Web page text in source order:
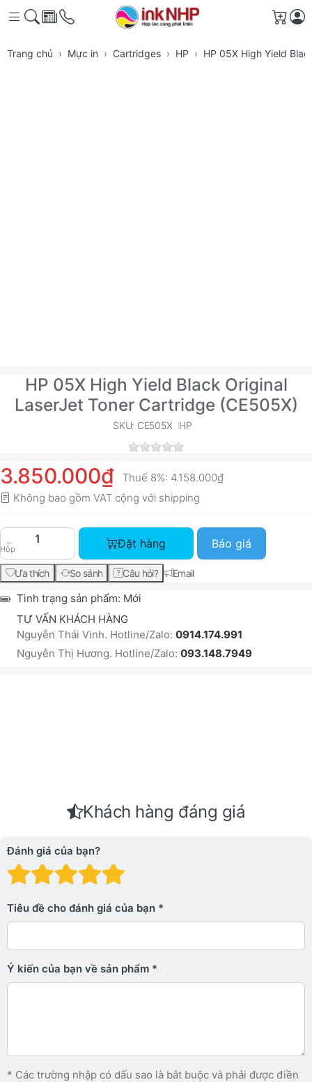
Giỏ
Trang chủ Mực in Cartridges HP HP 05X High Yield
HP 05X High Yield Black Original
LaserJet Toner Cartridge (CE505X)
SKU: CE505X HP
3.850.000₫ Thuế 8%: 4.158.000₫
Không bao gồm VAT cộng với shipping
Hộp
HP 05X High Yield Black Original LaserJet
Đặt hàng Báo giá
Ưa thích So sánh Câu hỏi? Email
Tình trạng sản phẩm: Mới
TƯ VẤN KHÁCH HÀNG
Nguyễn Thái Vinh. Hotline/Zalo: 0914.174.991
Nguyễn Thị Hương. Hotline/Zalo: 093.148.7949
Khách hàng đáng giá
Đánh giá của bạn?
Đánh giá: 4 trên 5
Đánh giá: 3 trên 5 sao.
Đánh giá: 2 trên 5 sao.
Đánh giá: 1 trên 5 sao. Xấu
Tiêu đề cho đánh giá của bạn
Ý kiến ​​của bạn về sản phẩm
* Các trường nhập có dấu sao là bắt buộc và phải được điền